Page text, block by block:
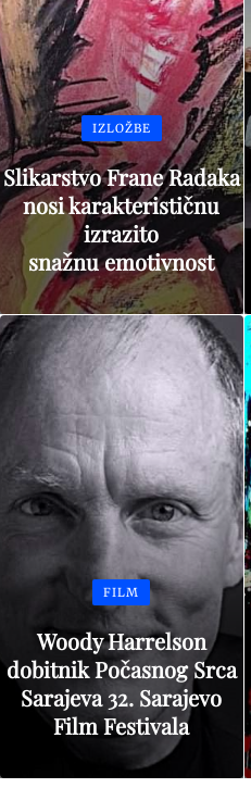
IZLOŽBE
Slikarstvo Frane Radaka
nosi karakterističnu
izrazito
snažnu emotivnost
FILM
Woody Harrelson
dobitnik Počasnog Srca
Sarajeva 32. Sarajevo
Film Festivala